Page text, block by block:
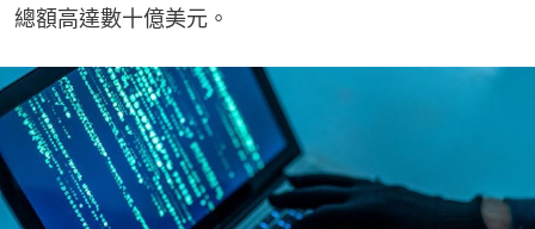
總額高達數十億美元。